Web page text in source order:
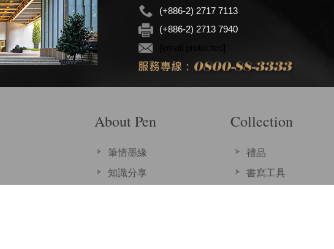
(+886-2) 2717 7113
(+886-2) 2713 7940
About Pen
筆情墨緣
知識分享
Collection
禮品
書寫工具